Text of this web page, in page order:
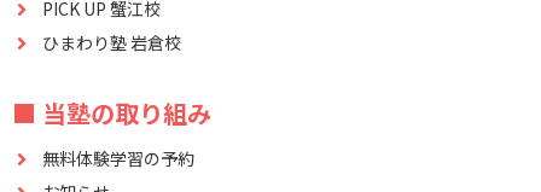
PICK UP 蟹江校
ひまわり塾 岩倉校
■ 当塾の取り組み
無料体験学習の予約